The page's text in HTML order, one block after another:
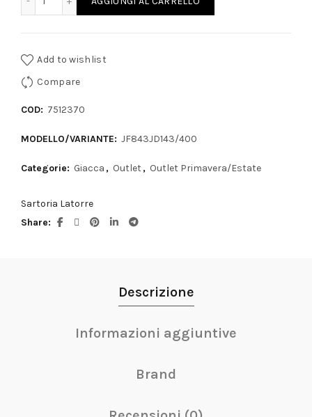
Add to wishlist
Compare
COD: 7512370
MODELLO/VARIANTE: JF843JD143/400
Categorie: Giacca , Outlet, Outlet Primavera/Estate
Sartoria Latorre
Share
Descrizione
Informazioni aggiuntive
Brand